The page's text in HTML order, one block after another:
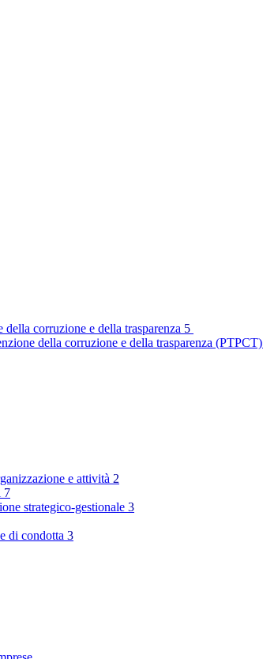
corruzione e della trasparenza 5
della corruzione e della trasparenza (PTPCT)
e attività 2
7
strategico-gestionale 3
di condotta 3